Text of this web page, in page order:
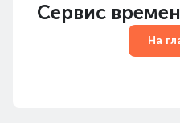
Сервис
На